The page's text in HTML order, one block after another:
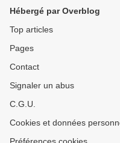
Hébergé par Overblog
Top articles
Pages
Contact
Signaler un abus
C.G.U.
Cookies et données